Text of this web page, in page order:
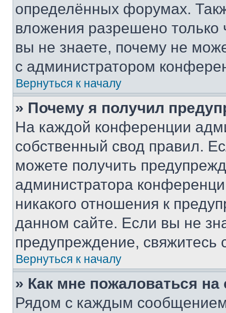
определённых форумах.
вложения разрешено
вы не знаете, почему не
с администратором
Вернуться к началу
» Почему я получил
На каждой конференции
собственный свод правил.
можете получить
администратора
никакого отношения к
данном сайте. Если вы не
предупреждение,
Вернуться к началу
» Как мне пожаловаться
Рядом с каждым сообщением